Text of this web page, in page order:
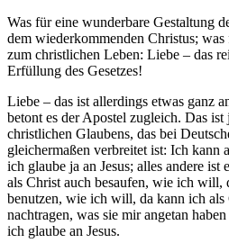
Was für eine wunderbare Gestaltung
dem wiederkommenden Christus;
zum christlichen Leben: Liebe – das
Erfüllung des Gesetzes!
Liebe – das ist allerdings etwas ganz
betont es der Apostel zugleich. Das ist
christlichen Glaubens, das bei
gleichermaßen verbreitet ist: Ich
ich glaube ja an Jesus; alles andere
als Christ auch besaufen, wie ich will,
benutzen, wie ich will, da kann ich als
nachtragen, was sie mir angetan
ich glaube an Jesus.